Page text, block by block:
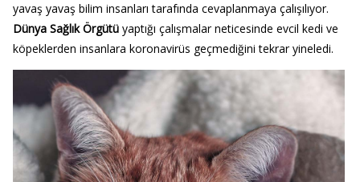
yavaş yavaş bilim insanları tarafında cevaplanmaya çalışılıyor.
Dünya Sağlık Örgütü yaptığı çalışmalar neticesinde evcil kedi ve
köpeklerden insanlara koronavirüs geçmediğini tekrar yineledi.